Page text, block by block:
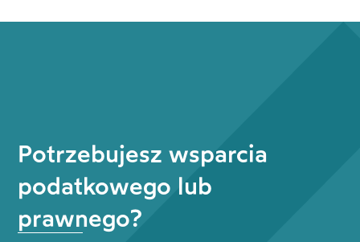
Potrzebujesz wsparcia
podatkowego lub
prawnego?